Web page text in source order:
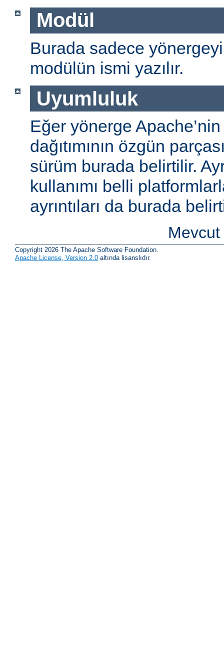
Modül
Burada sadece
modülün ismi yazılır.
Uyumluluk
Eğer yönerge
dağıtımının özgün
sürüm burada belirtilir.
kullanımı belli
ayrıntıları da burada
Copyright 2026 The Apache Software Foundation.
Apache License, Version 2.0 altında lisanslıdır.